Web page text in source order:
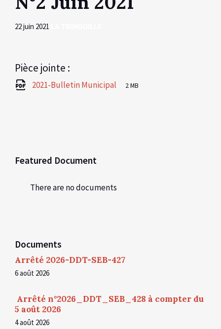
22 juin 2021
Pièce jointe :
2021-Bulletin Municipal
File
pdf
File
2 MB
Featured Document
There are no documents
Documents
Arrêté 2026-DDT-SEB-427
6 août 2026
Arrêté n°2026_DDT_SEB_428 à compter du
5 août 2026
4 août 2026